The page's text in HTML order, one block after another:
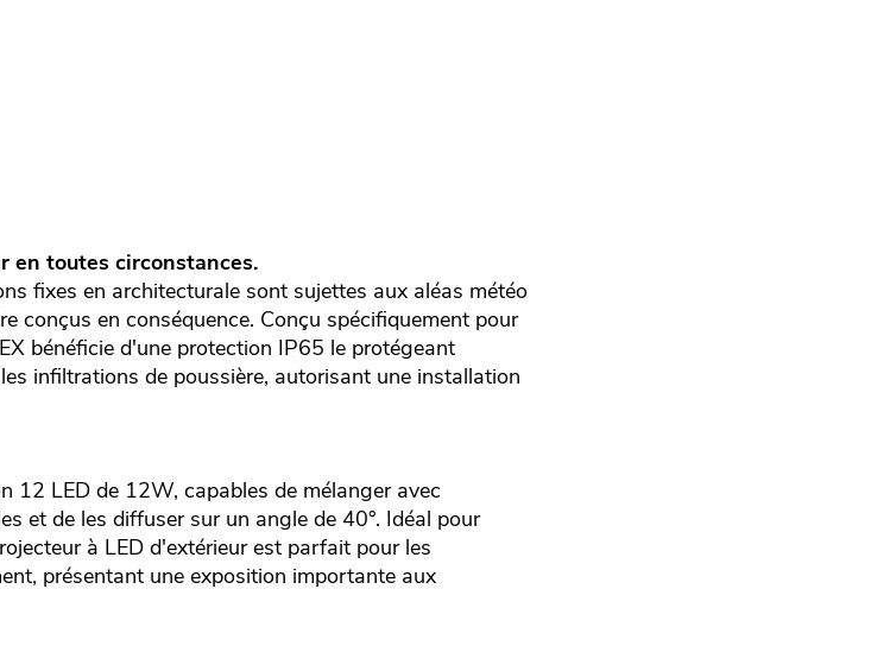
en toutes circonstances.
fixes en architecturale sont sujettes aux aléas météo
conçus en conséquence. Conçu spécifiquement pour
bénéficie d'une protection IP65 le protégeant
infiltrations de poussière, autorisant une installation
LED de 12W, capables de mélanger avec
et de les diffuser sur un angle de 40°. Idéal pour
à LED d'extérieur est parfait pour les
présentant une exposition importante aux